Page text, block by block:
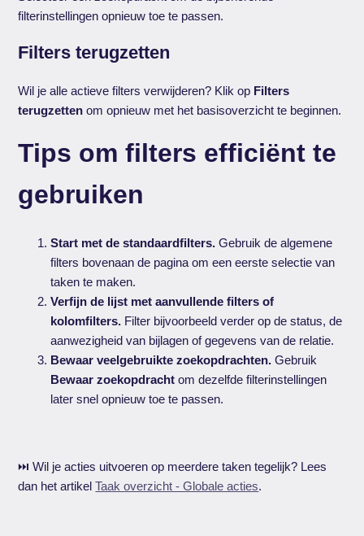
filterinstellingen opnieuw toe te passen.
Filters terugzetten
Wil je alle actieve filters verwijderen? Klik op Filters
terugzetten om opnieuw met het basisoverzicht te beginnen.
Tips om filters efficiënt te
gebruiken
Start met de standaardfilters. Gebruik de algemene
filters bovenaan de pagina om een eerste selectie van
taken te maken.
Verfijn de lijst met aanvullende filters of
kolomfilters. Filter bijvoorbeeld verder op de status, de
aanwezigheid van bijlagen of gegevens van de relatie.
Bewaar veelgebruikte zoekopdrachten. Gebruik
Bewaar zoekopdracht om dezelfde filterinstellingen
later snel opnieuw toe te passen.
⏭️ Wil je acties uitvoeren op meerdere taken tegelijk? Lees
dan het artikelTaak overzicht - Globale acties.